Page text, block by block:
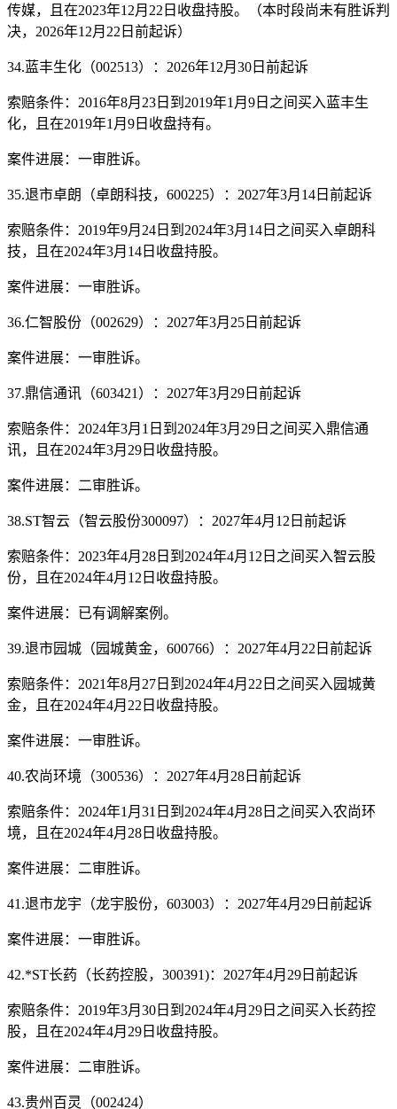
传媒，且在2023年12月22日收盘持股。（本时段尚未有胜诉判
决，2026年12月22日前起诉）
34.蓝丰生化（002513）：2026年12月30日前起诉
索赔条件：2016年8月23日到2019年1月9日之间买入蓝丰生
化，且在2019年1月9日收盘持有。
案件进展：一审胜诉。
35.退市卓朗（卓朗科技，600225）：2027年3月14日前起诉
索赔条件：2019年9月24日到2024年3月14日之间买入卓朗科
技，且在2024年3月14日收盘持股。
案件进展：一审胜诉。
36.仁智股份（002629）：2027年3月25日前起诉
案件进展：一审胜诉。
37.鼎信通讯（603421）：2027年3月29日前起诉
索赔条件：2024年3月1日到2024年3月29日之间买入鼎信通
讯，且在2024年3月29日收盘持股。
案件进展：二审胜诉。
38.ST智云（智云股份300097）：2027年4月12日前起诉
索赔条件：2023年4月28日到2024年4月12日之间买入智云股
份，且在2024年4月12日收盘持股。
案件进展：已有调解案例。
39.退市园城（园城黄金，600766）：2027年4月22日前起诉
索赔条件：2021年8月27日到2024年4月22日之间买入园城黄
金，且在2024年4月22日收盘持股。
案件进展：一审胜诉。
40.农尚环境（300536）：2027年4月28日前起诉
索赔条件：2024年1月31日到2024年4月28日之间买入农尚环
境，且在2024年4月28日收盘持股。
案件进展：二审胜诉。
41.退市龙宇（龙宇股份，603003）：2027年4月29日前起诉
案件进展：一审胜诉。
42.*ST长药（长药控股，300391)：2027年4月29日前起诉
索赔条件：2019年3月30日到2024年4月29日之间买入长药控
股，且在2024年4月29日收盘持股。
案件进展：二审胜诉。
43.贵州百灵（002424）